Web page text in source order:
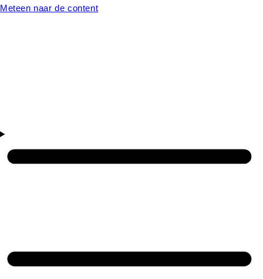
Meteen naar de content